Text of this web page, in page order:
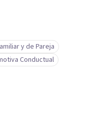
y de Pareja
Conductual